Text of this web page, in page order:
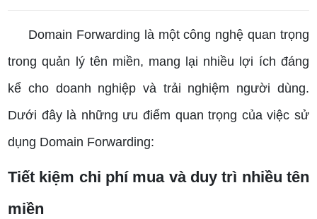
Domain Forwarding là một công nghệ quan trọng
trong quản lý tên miền, mang lại nhiều lợi ích đáng
kể cho doanh nghiệp và trải nghiệm người dùng.
Dưới đây là những ưu điểm quan trọng của việc sử
dụng Domain Forwarding:
Tiết kiệm chi phí mua và duy trì nhiều tên
miền